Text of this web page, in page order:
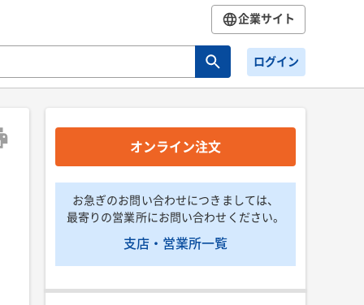
企業サイト
ログイン
オンライン注文
お急ぎのお問い合わせにつきましては、
最寄りの営業所にお問い合わせください。
支店・営業所一覧